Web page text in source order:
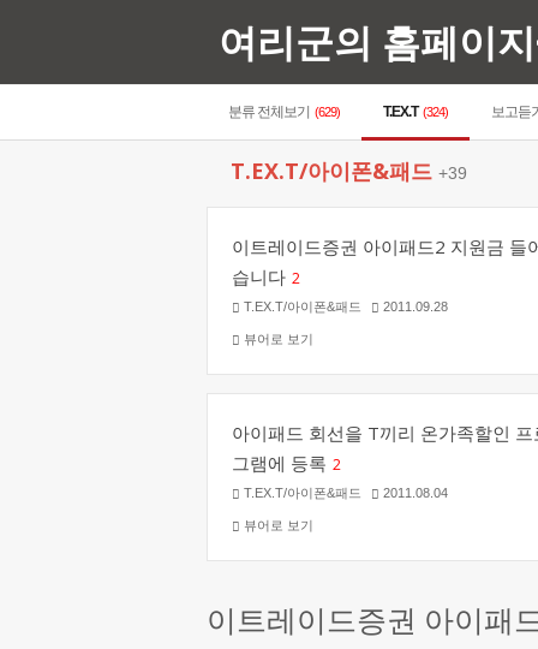
여리군의 홈페이
분류 전체보기 (629) T.EX.T(324) 보고듣
T.EX.T/아이폰&패드 +39
이트레이드증권 아이패드2 지원금 들
습니다 2
T.EX.T/아이폰&패드 2011.09.28
뷰어로 보기
아이패드 회선을 T끼리 온가족할인 프
그램에 등록 2
T.EX.T/아이폰&패드 2011.08.04
뷰어로 보기
이트레이드증권 아이패